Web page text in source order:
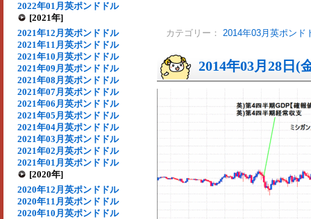
2022年01月英ポンドドル
[2021年]
2021年12月英ポンドドル
2021年11月英ポンドドル
2021年10月英ポンドドル
2021年09月英ポンドドル
2021年08月英ポンドドル
2021年07月英ポンドドル
2021年06月英ポンドドル
2021年05月英ポンドドル
2021年04月英ポンドドル
2021年03月英ポンドドル
2021年02月英ポンドドル
2021年01月英ポンドドル
[2020年]
2020年12月英ポンドドル
2020年11月英ポンドドル
2020年10月英ポンドドル
カテゴリー： 2014年03月英ポンド
2014年03月28日(